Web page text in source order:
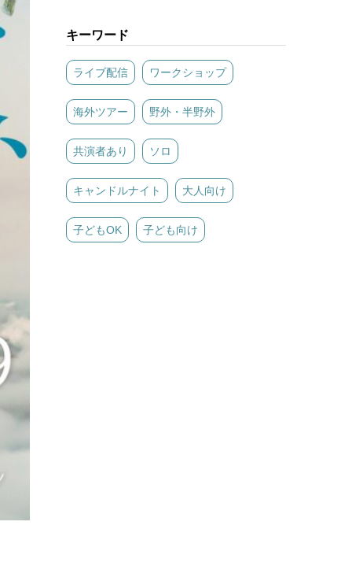
キーワード
ライブ配信 ワークショップ
海外ツアー 野外・半野外
共演者あり ソロ
キャンドルナイト 大人向け
子どもOK 子ども向け